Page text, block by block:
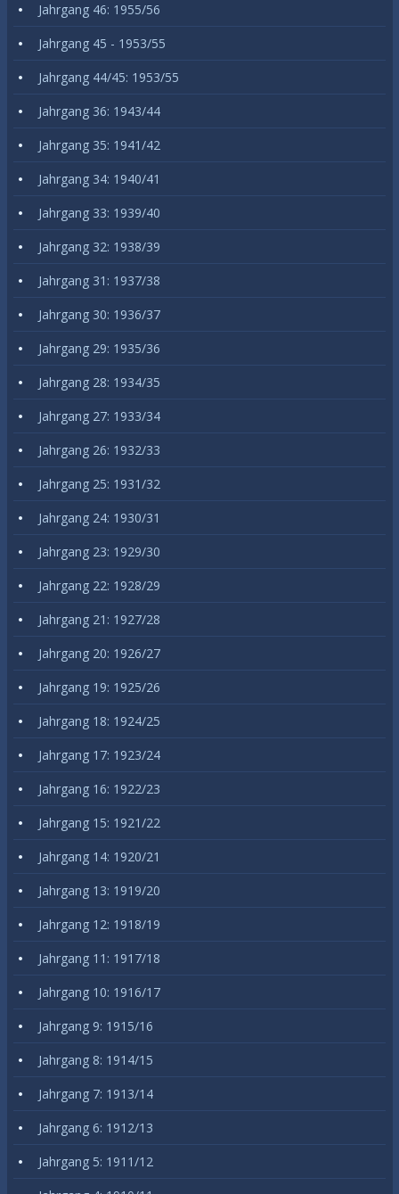
Jahrgang 46: 1955/56
Jahrgang 45 - 1953/55
Jahrgang 44/45: 1953/55
Jahrgang 36: 1943/44
Jahrgang 35: 1941/42
Jahrgang 34: 1940/41
Jahrgang 33: 1939/40
Jahrgang 32: 1938/39
Jahrgang 31: 1937/38
Jahrgang 30: 1936/37
Jahrgang 29: 1935/36
Jahrgang 28: 1934/35
Jahrgang 27: 1933/34
Jahrgang 26: 1932/33
Jahrgang 25: 1931/32
Jahrgang 24: 1930/31
Jahrgang 23: 1929/30
Jahrgang 22: 1928/29
Jahrgang 21: 1927/28
Jahrgang 20: 1926/27
Jahrgang 19: 1925/26
Jahrgang 18: 1924/25
Jahrgang 17: 1923/24
Jahrgang 16: 1922/23
Jahrgang 15: 1921/22
Jahrgang 14: 1920/21
Jahrgang 13: 1919/20
Jahrgang 12: 1918/19
Jahrgang 11: 1917/18
Jahrgang 10: 1916/17
Jahrgang 9: 1915/16
Jahrgang 8: 1914/15
Jahrgang 7: 1913/14
Jahrgang 6: 1912/13
Jahrgang 5: 1911/12